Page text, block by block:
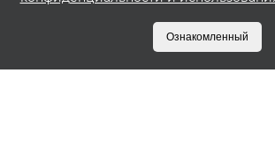
Что такое Пакунок
Бонусная
Kidsline
Приватбанк и Monobank
Ознакомленный